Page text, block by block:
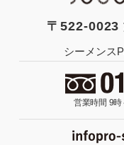
〒522-0023
シーメンス
営業時間 9